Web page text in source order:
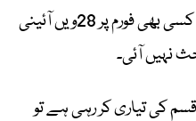
کی کور کمیٹی، سیاسی کمیٹی یا کسی بھی فورم پر 28ویں آئینی
نہیں آئی۔
کی تیاری کر رہی ہے تو